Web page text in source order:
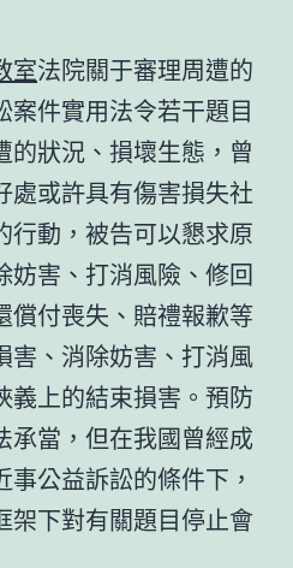
室法院關于審理周遭的
案件實用法令若干題目
的狀況、損壞生態，曾
處或許具有傷害損失社
行動，被告可以懇求原
妨害、打消風險、修回
償付喪失、賠禮報歉等
害、消除妨害、打消風
義上的結束損害。預防
承當，但在我國曾經成
公益訴訟的條件下，
架下對有關題目停止會